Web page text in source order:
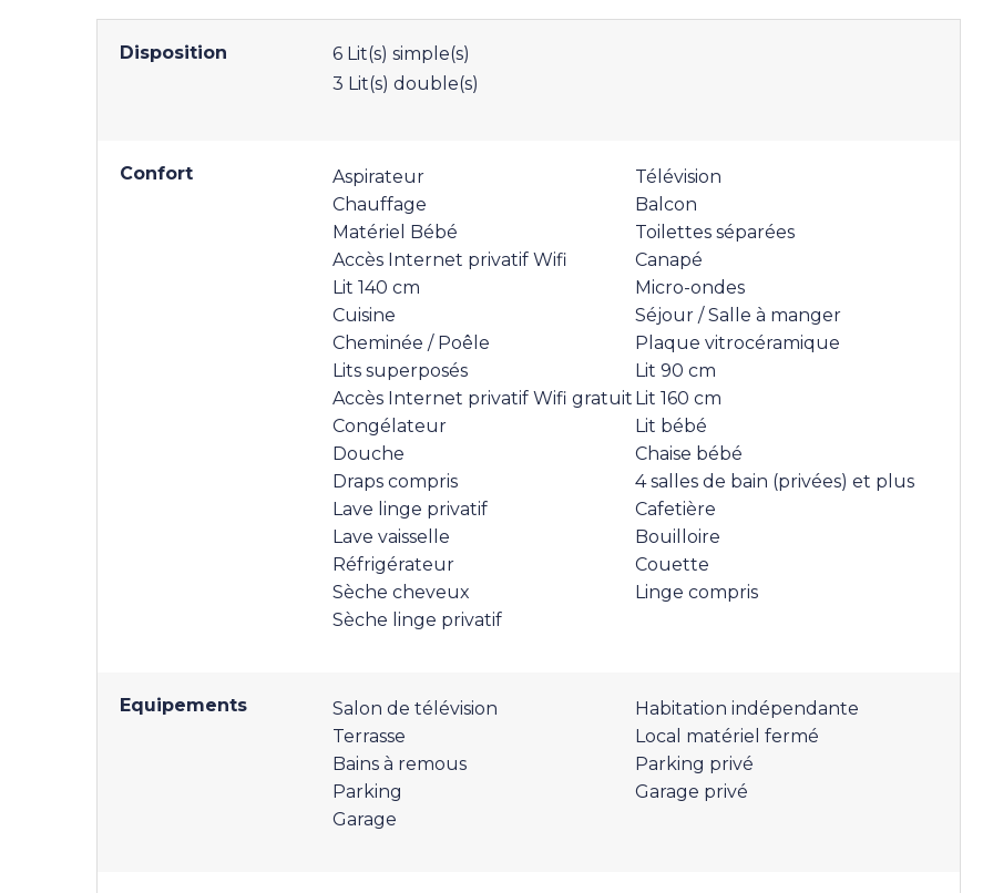
Disposition 6 Lit(s) simple(s)
3 Lit(s) double(s)
Confort
Aspirateur
Chauffage
Matériel Bébé
Accès Internet privatif Wifi
Lit 140 cm
Cuisine
Cheminée / Poêle
Lits superposés
Accès Internet privatif Wifi gratuit
Congélateur
Douche
Draps compris
Lave linge privatif
Lave vaisselle
Réfrigérateur
Sèche cheveux
Sèche linge privatif
Télévision
Balcon
Toilettes séparées
Canapé
Micro-ondes
Séjour / Salle à manger
Plaque vitrocéramique
Lit 90 cm
Lit 160 cm
Lit bébé
Chaise bébé
4 salles de bain (privées) et plus
Cafetière
Bouilloire
Couette
Linge compris
Equipements
Salon de télévision
Terrasse
Bains à remous
Parking
Garage
Habitation indépendante
Local matériel fermé
Parking privé
Garage privé